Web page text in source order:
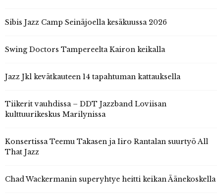
Sibis Jazz Camp Seinäjoella kesäkuussa 2026
Swing Doctors Tampereelta Kairon keikalla
Jazz Jkl kevätkauteen 14 tapahtuman kattauksella
Tiikerit vauhdissa – DDT Jazzband Loviisan
kulttuurikeskus Marilynissa
Konsertissa Teemu Takasen ja Iiro Rantalan suurtyö All
That Jazz
Chad Wackermanin superyhtye heitti keikan Äänekoskella